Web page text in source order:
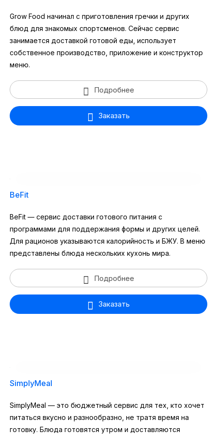
Grow Food начинал с приготовления гречки и других
блюд для знакомых спортсменов. Сейчас сервис
занимается доставкой готовой еды, использует
собственное производство, приложение и конструктор
меню.
Подробнее
Заказать
BeFit
BeFit — сервис доставки готового питания с
программами для поддержания формы и других целей.
Для рационов указываются калорийность и БЖУ. В меню
представлены блюда нескольких кухонь мира.
Подробнее
Заказать
SimplyMeal
SimplyMeal — это бюджетный сервис для тех, кто хочет
питаться вкусно и разнообразно, не тратя время на
готовку. Блюда готовятся утром и доставляются